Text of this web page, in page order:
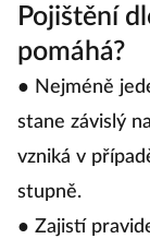
Pojištění
pomáhá?
● Nejméně
stane závislý
vzniká v
stupně.
● Zajistí